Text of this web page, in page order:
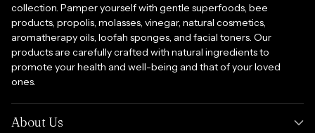
collection. Pamper yourself with gentle superfoods, bee
products, propolis, molasses, vinegar, natural cosmetics,
aromatherapy oils, loofah sponges, and facial toners. Our
products are carefully crafted with natural ingredients to
promote your health and well-being and that of your loved
ones.
About Us